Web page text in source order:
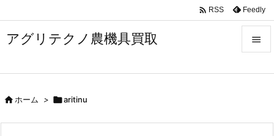
アグリテクノ農機具買取 

 RSS Feedly
ホーム > aritinu